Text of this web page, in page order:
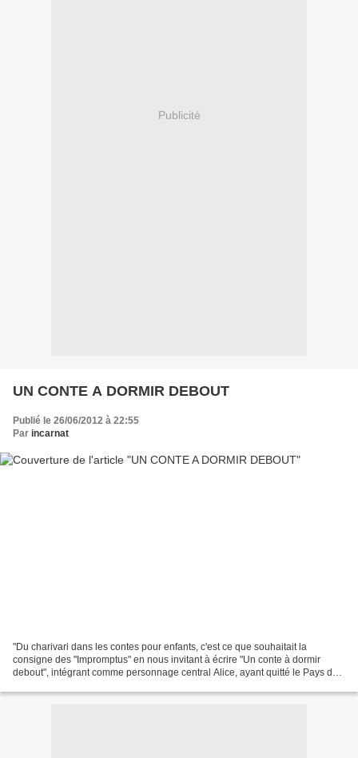
Publicité
UN CONTE A DORMIR DEBOUT
Publié le 26/06/2012 à 22:55
Par incarnat
"Du charivari dans les contes pour enfants, c'est ce que souhaitait la
consigne des "Impromptus" en nous invitant à écrire "Un conte à dormir
debout", intégrant comme personnage central Alice, ayant quitté le Pays des